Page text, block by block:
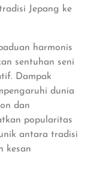
Jepang ke
harmonis
sentuhan seni
Dampak
dunia
dan
popularitas
antara tradisi
kesan